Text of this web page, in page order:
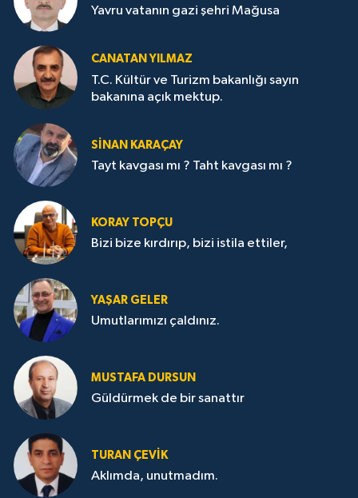
Yavru vatanın gazi şehri Mağusa
CANATAN YILMAZ
T.C. Kültür ve Turizm bakanlığı sayın
bakanına açık mektup.
SİNAN KARAÇAY
Tayt kavgası mı ? Taht kavgası mı ?
KORAY TOPÇU
Bizi bize kırdırıp, bizi istila ettiler,
YAŞAR GELER
Umutlarımızı çaldınız.
MUSTAFA DURSUN
Güldürmek de bir sanattır
TURAN ÇEVİK
Aklımda, unutmadım.